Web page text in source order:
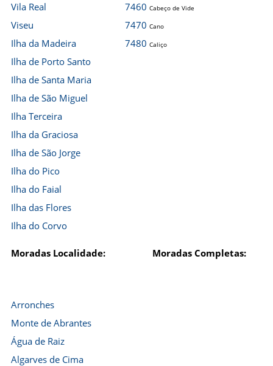
Vila Real
Viseu
Ilha da Madeira
Ilha de Porto Santo
Ilha de Santa Maria
Ilha de São Miguel
Ilha Terceira
Ilha da Graciosa
Ilha de São Jorge
Ilha do Pico
Ilha do Faial
Ilha das Flores
Ilha do Corvo
7460 Cabeço de Vide
7470 Cano
7480 Caliço
Moradas Localidade: Moradas Completas:
Arronches
Monte de Abrantes
Água de Raiz
Algarves de Cima